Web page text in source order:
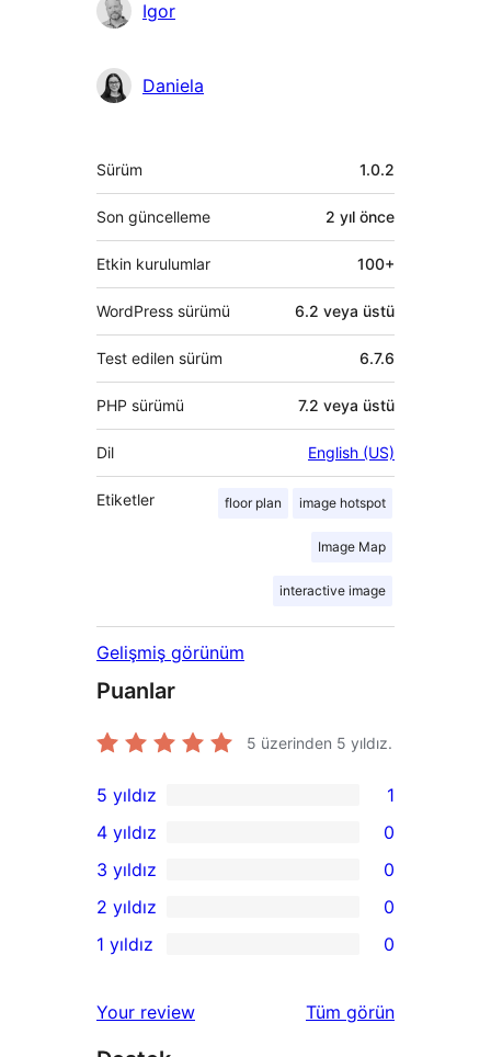
KatkıdaIgor
Daniela
Meta
Sürüm 1.0.2
Son güncelleme 2 yıl önce
Etkin kurulumlar 100+
WordPress sürümü 6.2 veya üstü
Test edilen sürüm 6.7.6
PHP sürümü 7.2 veya üstü
Dil English (US)
Etiketler floor plan image hotspot
Image Map
interactive image
Gelişmiş görünüm
Puanlar
5 üzerinden 5 yıldız.
1
5
yıldızlı
inceleme
5 yıldız 1
4
yıldızlı
inceleme
4 yıldız 0
0
3
yıldızlı
3 yıldız 0
2
inceleme
2 yıldız 0
yıldızlı
1 yıldız 0
Your review Tüm değerlendirmeleri
görün